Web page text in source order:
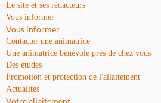
Le site et ses rédacteurs
Vous informer
Vous informer
Contacter une animatrice
Une animatrice bénévole près de chez vous
Des études
Promotion et protection de l'allaitement
Actualités
Votre allaitement